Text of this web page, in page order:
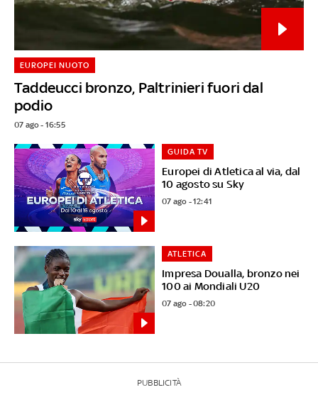
Taddeucci bronzo, Paltrinieri fuori dal
podio
EUROPEI NUOTO
07 ago - 16:55
Europei di Atletica al via, dal
10 agosto su Sky
GUIDA TV
07 ago - 12:41
Impresa Doualla, bronzo nei
100 ai Mondiali U20
ATLETICA
07 ago - 08:20
PUBBLICITÀ